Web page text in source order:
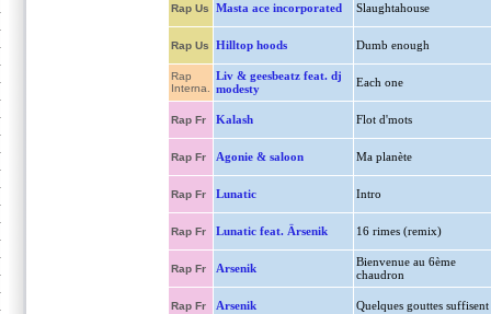
Rap Us Masta ace incorporated Slaughtahouse
Rap Us Hilltop hoods Dumb enough
Rap
Interna.
Liv & geesbeatz feat. dj
modesty
Each one
Rap Fr Kalash Flot d'mots
Rap Fr Agonie & saloon Ma planète
Rap Fr Lunatic Intro
Rap Fr Lunatic feat. Ärsenik 16 rimes (remix)
Rap Fr Arsenik
Bienvenue au 6ème
chaudron
Rap Fr Arsenik Quelques gouttes suffisent